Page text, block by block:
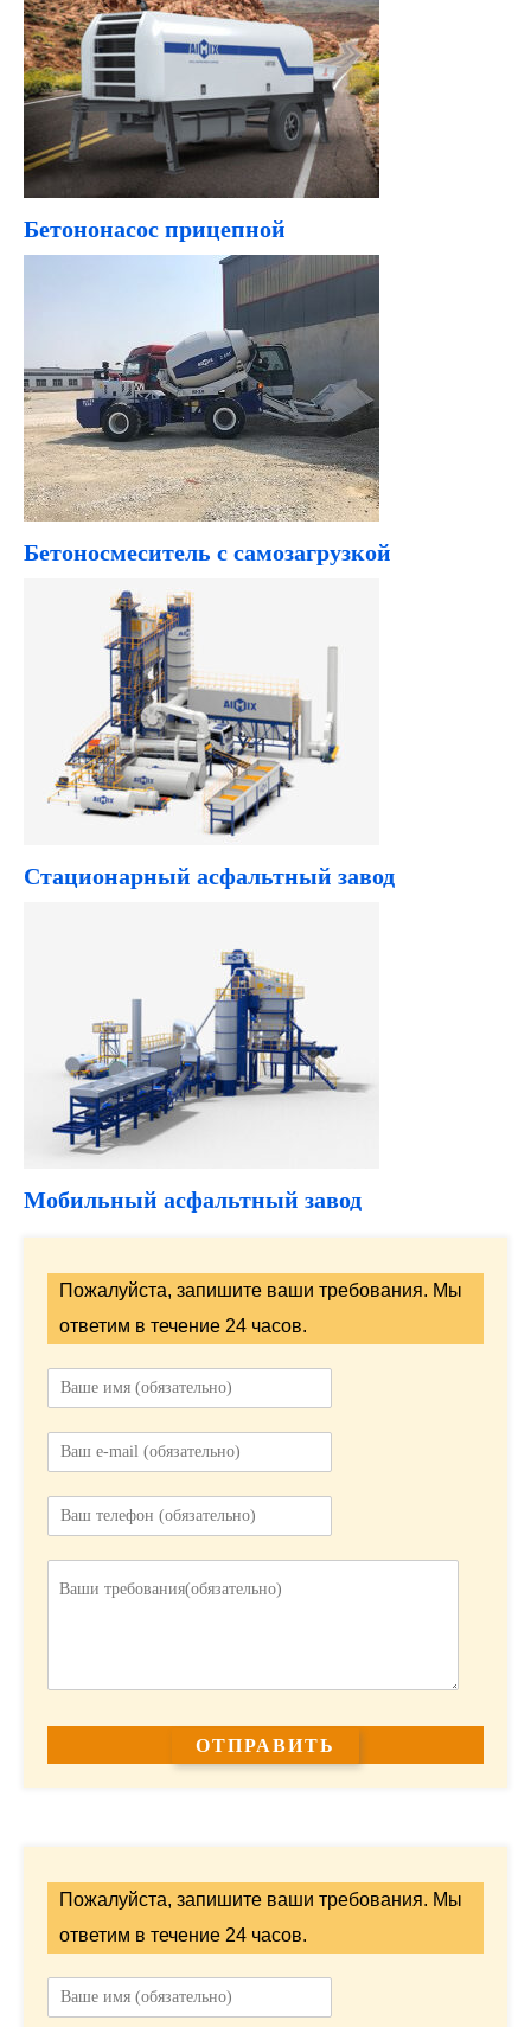
Бетононасос прицепной
Бетоносмеситель с самозагрузкой
Стационарный асфальтный завод
Мобильный асфальтный завод
Пожалуйста, запишите ваши требования. Мы
ответим в течение 24 часов.
Пожалуйста, запишите ваши требования. Мы
ответим в течение 24 часов.